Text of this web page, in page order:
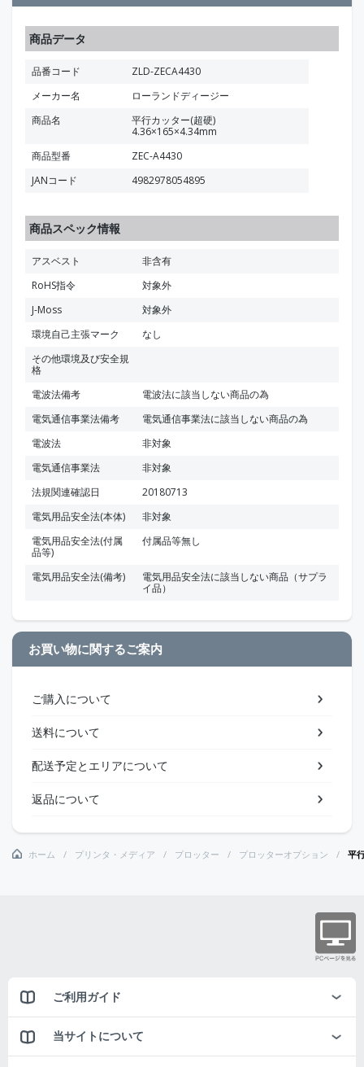
商品データ
品番コード
ZLD-ZECA4430
メーカー名
ローランドディージー
商品名
平行カッター(超硬)
4.36×165×4.34mm
商品型番
ZEC-A4430
JANコード
4982978054895
商品スペック情報
アスベスト
非含有
RoHS指令
対象外
J-Moss
対象外
環境自己主張マーク
なし
その他環境及び安全規
格
電波法備考
電波法に該当しない商品の為
電気通信事業法備考
電気通信事業法に該当しない商品の為
電波法
非対象
電気通信事業法
非対象
法規関連確認日
20180713
電気用品安全法(本体)
非対象
電気用品安全法(付属
品等)
付属品等無し
電気用品安全法(備考)
電気用品安全法に該当しない商品（サプラ
イ品）
お買い物に関するご案内
ご購入について
送料について
配送予定とエリアについて
返品について
ホーム プリンタ・メディア プロッター プロッターオプション 平
ご利用ガイド
当サイトについて